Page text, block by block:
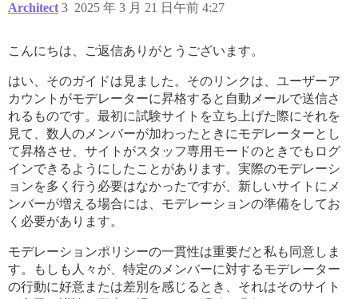
Architect 2025 年 3 月 21 日午前 4:27
3
こんにちは、ご返信ありがとうございます。
はい、そのガイドは見ました。そのリンクは、ユーザーア
カウントがモデレーターに昇格すると自動メールで送信さ
れるものです。最初に試験サイトを立ち上げた際にそれを
見て、数人のメンバーが加わったときにモデレーターとし
て昇格させ、サイトがスタッフ専用モードのときでもログ
インできるようにしたことがあります。実際のモデレーシ
ョンを多く行う必要はなかったですが、新しいサイトにメ
ンバーが増える場合には、モデレーションの準備をしてお
く必要があります。
モデレーションポリシーの一貫性は重要だと私も同意しま
す。もしも人々が、特定のメンバーに対するモデレーター
の行動に好意または差別を感じるとき、それはそのサイト